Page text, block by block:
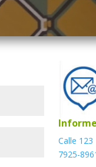
Calle
7925-